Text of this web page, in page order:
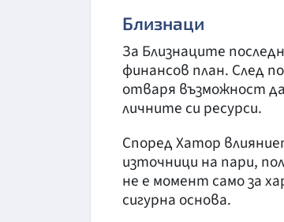
Близнаци
За Близнаците
финансов план. След
отваря възможност
личните си ресурси.
Според Хатор
източници на пари,
не е момент само за
сигурна основа.